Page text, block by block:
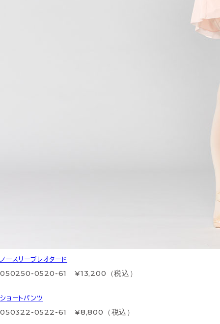
ノースリーブレオタード
050250-0520-61 ¥13,200（税込）
ショートパンツ
050322-0522-61 ¥8,800（税込）